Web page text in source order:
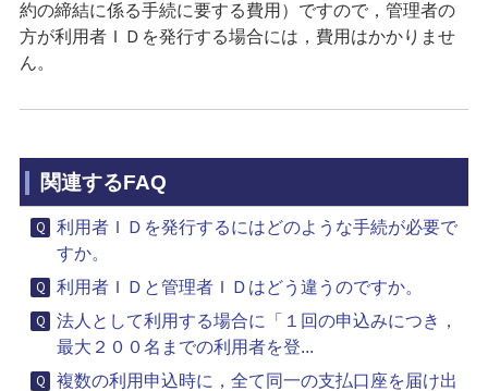
約の締結に係る手続に要する費用）ですので，管理者の
方が利用者ＩＤを発行する場合には，費用はかかりませ
ん。
関連するFAQ
利用者ＩＤを発行するにはどのような手続が必要で
すか。
利用者ＩＤと管理者ＩＤはどう違うのですか。
法人として利用する場合に「１回の申込みにつき，
最大２００名までの利用者を登...
複数の利用申込時に，全て同一の支払口座を届け出